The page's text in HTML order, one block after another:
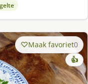
Maak favoriet0
👍